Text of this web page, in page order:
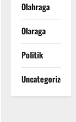
Olahraga
Olaraga
Politik
Uncategorized